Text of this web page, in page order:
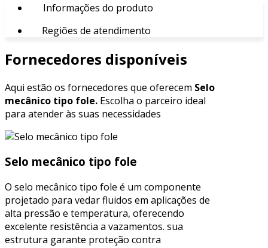
Informações do produto
Regiões de atendimento
Fornecedores disponíveis
Aqui estão os fornecedores que oferecem Selo
mecânico tipo fole. Escolha o parceiro ideal
para atender às suas necessidades
Selo mecânico tipo fole
O selo mecânico tipo fole é um componente
projetado para vedar fluidos em aplicações de
alta pressão e temperatura, oferecendo
excelente resistência a vazamentos. sua
estrutura garante proteção contra